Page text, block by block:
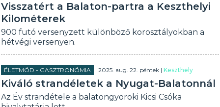
Visszatért a Balaton-partra a Keszthelyi
Kilométerek
900 futó versenyzett különböző korosztályokban a
hétvégi versenyen.
ÉLETMÓD - GASZTRONÓMIA | 2025. aug. 22. péntek |Keszthely
Kiváló strandéletek a Nyugat-Balatonnál
Az Év strandétele a balatongyöröki Kicsi Csóka